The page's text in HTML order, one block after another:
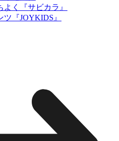
く『サビカラ』
『JOYKIDS』